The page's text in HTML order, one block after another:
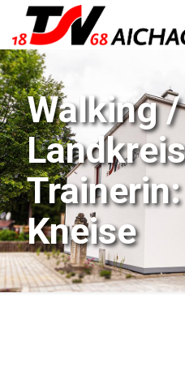
Walking /
Kneise